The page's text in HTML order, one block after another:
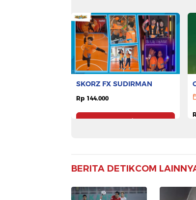
SKORZ FX SUDIRMAN
Rp 144.000
Pesan Tiket
BERITA DETIKCOM